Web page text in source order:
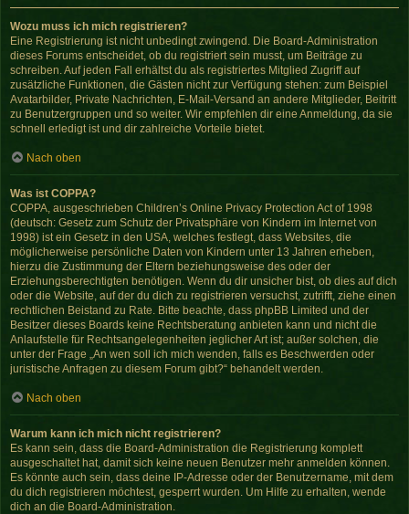
Wozu muss ich mich registrieren?
Eine Registrierung ist nicht unbedingt zwingend. Die Board-Administration
dieses Forums entscheidet, ob du registriert sein musst, um Beiträge zu
schreiben. Auf jeden Fall erhältst du als registriertes Mitglied Zugriff auf
zusätzliche Funktionen, die Gästen nicht zur Verfügung stehen: zum Beispiel
Avatarbilder, Private Nachrichten, E-Mail-Versand an andere Mitglieder, Beitritt
zu Benutzergruppen und so weiter. Wir empfehlen dir eine Anmeldung, da sie
schnell erledigt ist und dir zahlreiche Vorteile bietet.
Nach oben
Was ist COPPA?
COPPA, ausgeschrieben Children’s Online Privacy Protection Act of 1998
(deutsch: Gesetz zum Schutz der Privatsphäre von Kindern im Internet von
1998) ist ein Gesetz in den USA, welches festlegt, dass Websites, die
möglicherweise persönliche Daten von Kindern unter 13 Jahren erheben,
hierzu die Zustimmung der Eltern beziehungsweise des oder der
Erziehungsberechtigten benötigen. Wenn du dir unsicher bist, ob dies auf dich
oder die Website, auf der du dich zu registrieren versuchst, zutrifft, ziehe einen
rechtlichen Beistand zu Rate. Bitte beachte, dass phpBB Limited und der
Besitzer dieses Boards keine Rechtsberatung anbieten kann und nicht die
Anlaufstelle für Rechtsangelegenheiten jeglicher Art ist; außer solchen, die
unter der Frage „An wen soll ich mich wenden, falls es Beschwerden oder
juristische Anfragen zu diesem Forum gibt?“ behandelt werden.
Nach oben
Warum kann ich mich nicht registrieren?
Es kann sein, dass die Board-Administration die Registrierung komplett
ausgeschaltet hat, damit sich keine neuen Benutzer mehr anmelden können.
Es könnte auch sein, dass deine IP-Adresse oder der Benutzername, mit dem
du dich registrieren möchtest, gesperrt wurden. Um Hilfe zu erhalten, wende
dich an die Board-Administration.